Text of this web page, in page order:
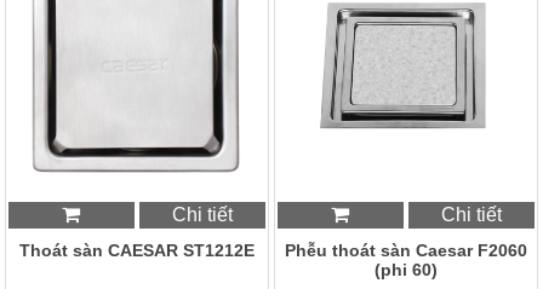
Chi tiết
Thoát sàn CAESAR ST1212E
Chi tiết
Phễu thoát sàn Caesar F2060
(phi 60)